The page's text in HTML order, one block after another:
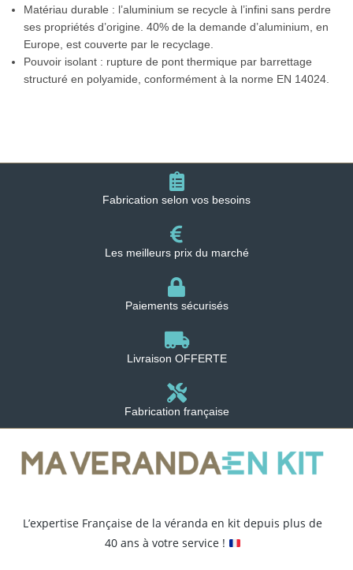
Matériau durable : l’aluminium se recycle à l’infini sans perdre
ses propriétés d’origine. 40% de la demande d’aluminium, en
Europe, est couverte par le recyclage.
Pouvoir isolant : rupture de pont thermique par barrettage
structuré en polyamide, conformément à la norme EN 14024.
Fabrication selon vos besoins
Les meilleurs prix du marché
Paiements sécurisés
Livraison OFFERTE
Fabrication française
L’expertise Française de la véranda en kit depuis plus de
40 ans à votre service !